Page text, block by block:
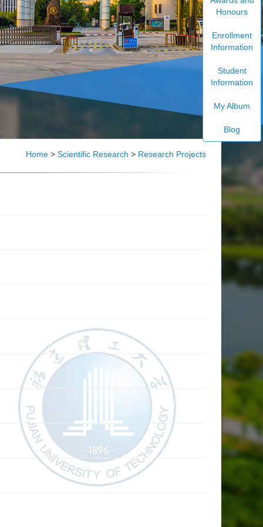
Honours
Enrollment
Information
Student
Information
My Album
Blog
Home > Scientific Research > Research Projects